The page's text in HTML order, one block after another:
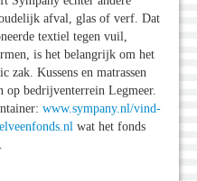
afval, glas of verf. Dat
textiel tegen vuil,
is het belangrijk om het
zak. Kussens en matrassen
op bedrijventerrein Legmeer.
www.sympany.nl/vind-
wat het fonds